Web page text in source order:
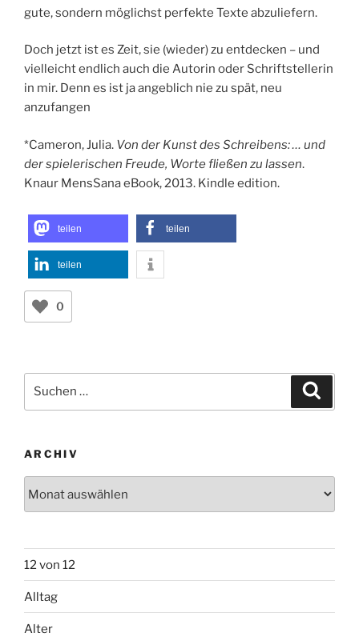
gute, sondern möglichst perfekte Texte abzuliefern.
Doch jetzt ist es Zeit, sie (wieder) zu entdecken – und
vielleicht endlich auch die Autorin oder Schriftstellerin
in mir. Denn es ist ja angeblich nie zu spät, neu
anzufangen
*Cameron, Julia. Von der Kunst des Schreibens: … und
der spielerischen Freude, Worte fließen zu lassen.
Knaur MensSana eBook, 2013. Kindle edition.
teilen teilen
teilen
0
nach:
ARCHIV
12 von 12
Alltag
Alter